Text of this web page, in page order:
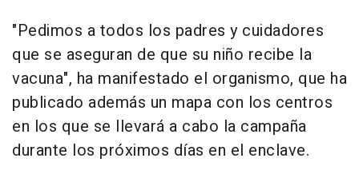
"Pedimos a todos los padres y cuidadores
que se aseguran de que su niño recibe la
vacuna", ha manifestado el organismo, que ha
publicado además un mapa con los centros
en los que se llevará a cabo la campaña
durante los próximos días en el enclave.